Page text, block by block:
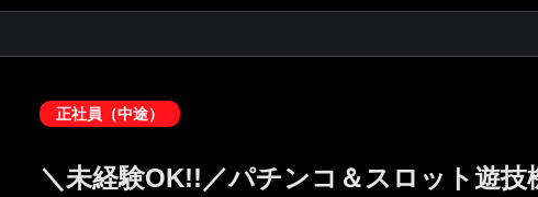
正社員（中途）
＼未経験OK!!／パチンコ＆スロット遊技